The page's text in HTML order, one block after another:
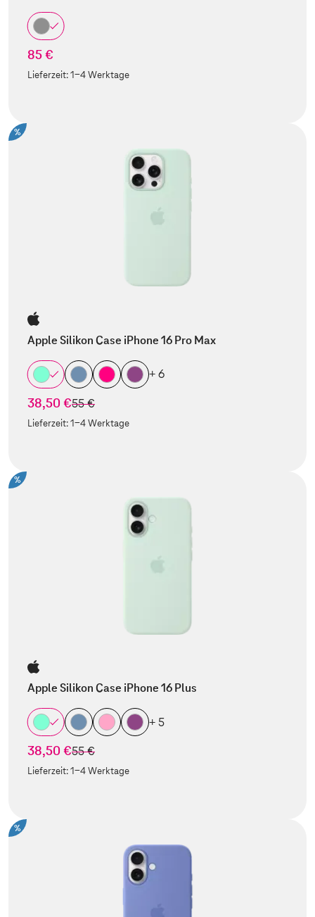
85 €
Lieferzeit:1-4 Werktage
%
Apple Silikon Case iPhone 16 Pro Max
+ 6
38,50 €statt
55 €
Lieferzeit:1-4 Werktage
%
Apple Silikon Case iPhone 16 Plus
+ 5
38,50 €statt
55 €
Lieferzeit:1-4 Werktage
%